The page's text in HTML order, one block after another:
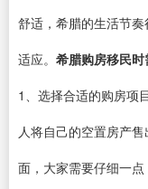
舒适，希腊的生活节
适应。 希腊购房移民时
1、选择合适的购房项
人将自己的空置房产
面，大家需要仔细一